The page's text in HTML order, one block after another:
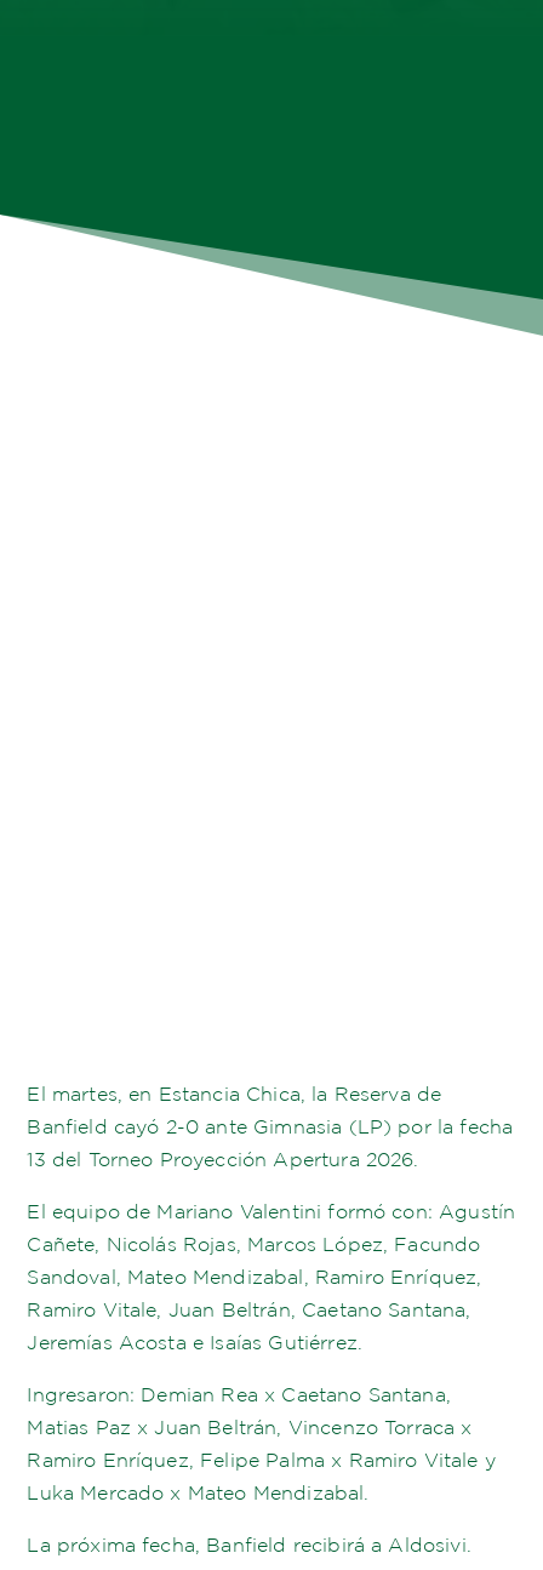
El martes, en Estancia Chica, la Reserva de
Banfield cayó 2-0 ante Gimnasia (LP) por la fecha
13 del Torneo Proyección Apertura 2026.
El equipo de Mariano Valentini formó con: Agustín
Cañete, Nicolás Rojas, Marcos López, Facundo
Sandoval, Mateo Mendizabal, Ramiro Enríquez,
Ramiro Vitale, Juan Beltrán, Caetano Santana,
Jeremías Acosta e Isaías Gutiérrez.
Ingresaron: Demian Rea x Caetano Santana,
Matias Paz x Juan Beltrán, Vincenzo Torraca x
Ramiro Enríquez, Felipe Palma x Ramiro Vitale y
Luka Mercado x Mateo Mendizabal.
La próxima fecha, Banfield recibirá a Aldosivi.